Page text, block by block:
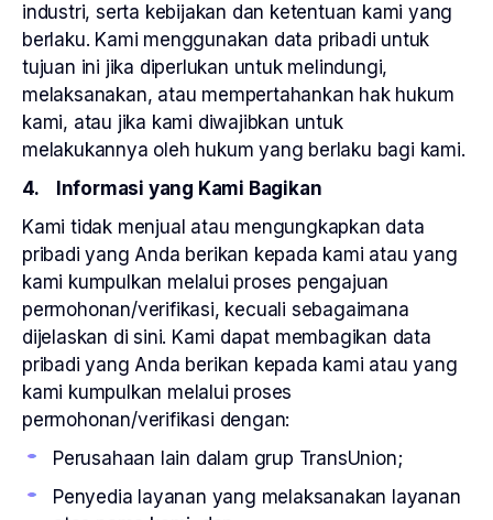
industri, serta kebijakan dan ketentuan kami yang
berlaku. Kami menggunakan data pribadi untuk
tujuan ini jika diperlukan untuk melindungi,
melaksanakan, atau mempertahankan hak hukum
kami, atau jika kami diwajibkan untuk
melakukannya oleh hukum yang berlaku bagi kami.
4. Informasi yang Kami Bagikan
Kami tidak menjual atau mengungkapkan data
pribadi yang Anda berikan kepada kami atau yang
kami kumpulkan melalui proses pengajuan
permohonan/verifikasi, kecuali sebagaimana
dijelaskan di sini. Kami dapat membagikan data
pribadi yang Anda berikan kepada kami atau yang
kami kumpulkan melalui proses
permohonan/verifikasi dengan:
Perusahaan lain dalam grup TransUnion;
Penyedia layanan yang melaksanakan layanan